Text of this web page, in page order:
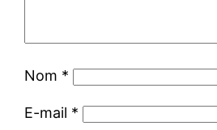
Nom *
E-mail *